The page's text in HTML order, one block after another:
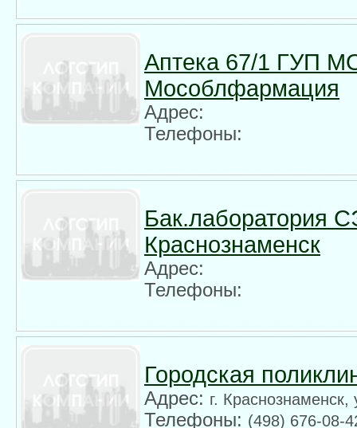
Аптека 67/1 ГУП
Мособлфармация
Адрес:
Телефоны:
Бак.лаборатория
Краснознаменск
Адрес:
Телефоны:
Городская
Адрес:г.
Телефоны:(498) 676-08-